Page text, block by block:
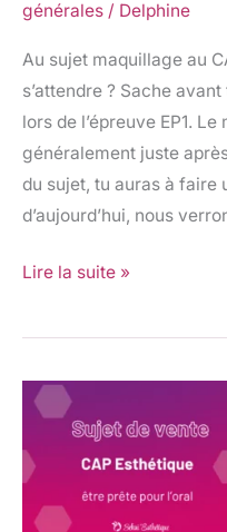
générales / Delphine
Au sujet maquillage au
s’attendre ? Sache
lors de l’épreuve EP1.
généralement juste
du sujet, tu auras à faire
d’aujourd’hui, nous
Lire la suite »
Sujet
vente
CAP
Esthétique